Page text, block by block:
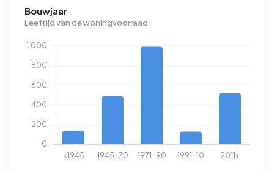
Bouwjaar
Leeftijd van de woningvoorraad